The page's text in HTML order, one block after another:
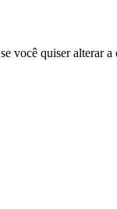
você quiser alterar a